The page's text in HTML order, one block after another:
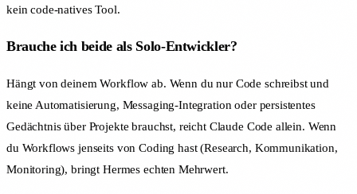
kein code-natives Tool.
Brauche ich beide als Solo-Entwickler?
Hängt von deinem Workflow ab. Wenn du nur Code schreibst und
keine Automatisierung, Messaging-Integration oder persistentes
Gedächtnis über Projekte brauchst, reicht Claude Code allein. Wenn
du Workflows jenseits von Coding hast (Research, Kommunikation,
Monitoring), bringt Hermes echten Mehrwert.